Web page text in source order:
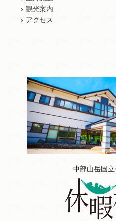
観光案内
アクセス
中部山岳国立